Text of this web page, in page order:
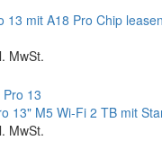
13 mit A18 Pro Chip
MwSt.
13" M5 Wi‑Fi 2 TB mit
MwSt.